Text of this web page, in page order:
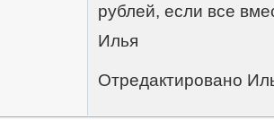
рублей, если все
Илья
Отредактировано